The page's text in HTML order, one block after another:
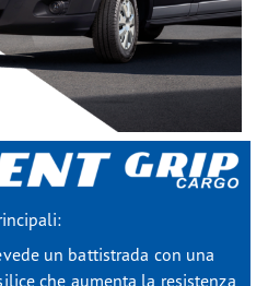
un battistrada con una
che aumenta la resistenza